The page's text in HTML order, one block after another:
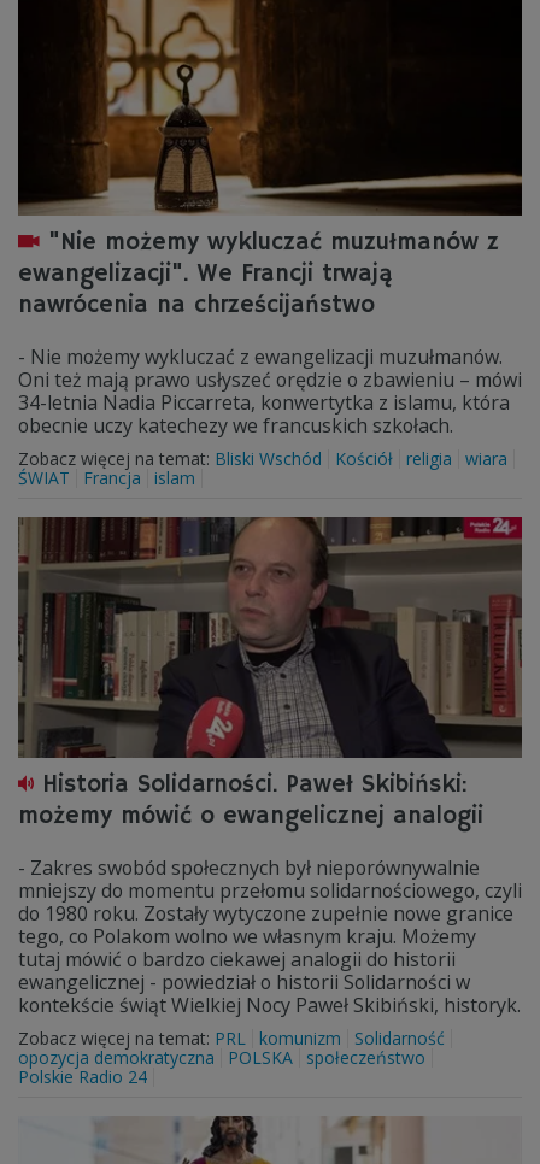
"Nie możemy wykluczać muzułmanów z
ewangelizacji". We Francji trwają
nawrócenia na chrześcijaństwo
- Nie możemy wykluczać z ewangelizacji muzułmanów.
Oni też mają prawo usłyszeć orędzie o zbawieniu – mówi
34-letnia Nadia Piccarreta, konwertytka z islamu, która
obecnie uczy katechezy we francuskich szkołach.
Zobacz więcej na temat: Bliski Wschód Kościół religia
wiara
ŚWIAT
Francja islam
Historia Solidarności. Paweł Skibiński:
możemy mówić o ewangelicznej analogii
- Zakres swobód społecznych był nieporównywalnie
mniejszy do momentu przełomu solidarnościowego, czyli
do 1980 roku. Zostały wytyczone zupełnie nowe granice
tego, co Polakom wolno we własnym kraju. Możemy
tutaj mówić o bardzo ciekawej analogii do historii
ewangelicznej - powiedział o historii Solidarności w
kontekście świąt Wielkiej Nocy Paweł Skibiński, historyk.
Zobacz więcej na temat: PRL komunizm
Solidarność
opozycja demokratyczna
POLSKA
społeczeństwo
Polskie Radio 24